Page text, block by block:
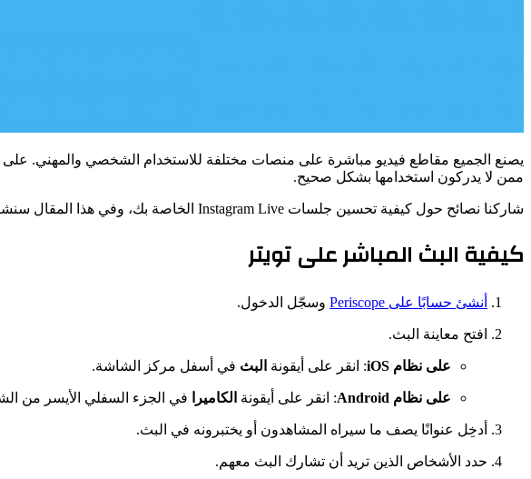
يصنع الجميع مقاطع فيديو مباشرة على منصات مختلفة للاستخدام الشخصي والمهني. على
ممن لا يدركون استخدامها بشكل صحيح.
شاركنا نصائح حول كيفية تحسين جلسات Instagram Live الخاصة بك، وفي هذا المقال سنشارك نصائح حول بدء عمليات البث المباشر على Twitter.
كيفية البث المباشر على تويتر
أنشئ حسابًا على Periscope وسجّل الدخول.
افتح معاينة البث.
على نظام iOS : انقر على أيقونة البث في أسفل مركز الشاشة.
على نظام Android : انقر على أيقونة الكاميرا في الجزء السفلي الأيسر من
أدخِل عنوانًا يصف ما سيراه المشاهدون أو يختبرونه في البث.
حدد الأشخاص الذين تريد أن تشارك البث معهم.